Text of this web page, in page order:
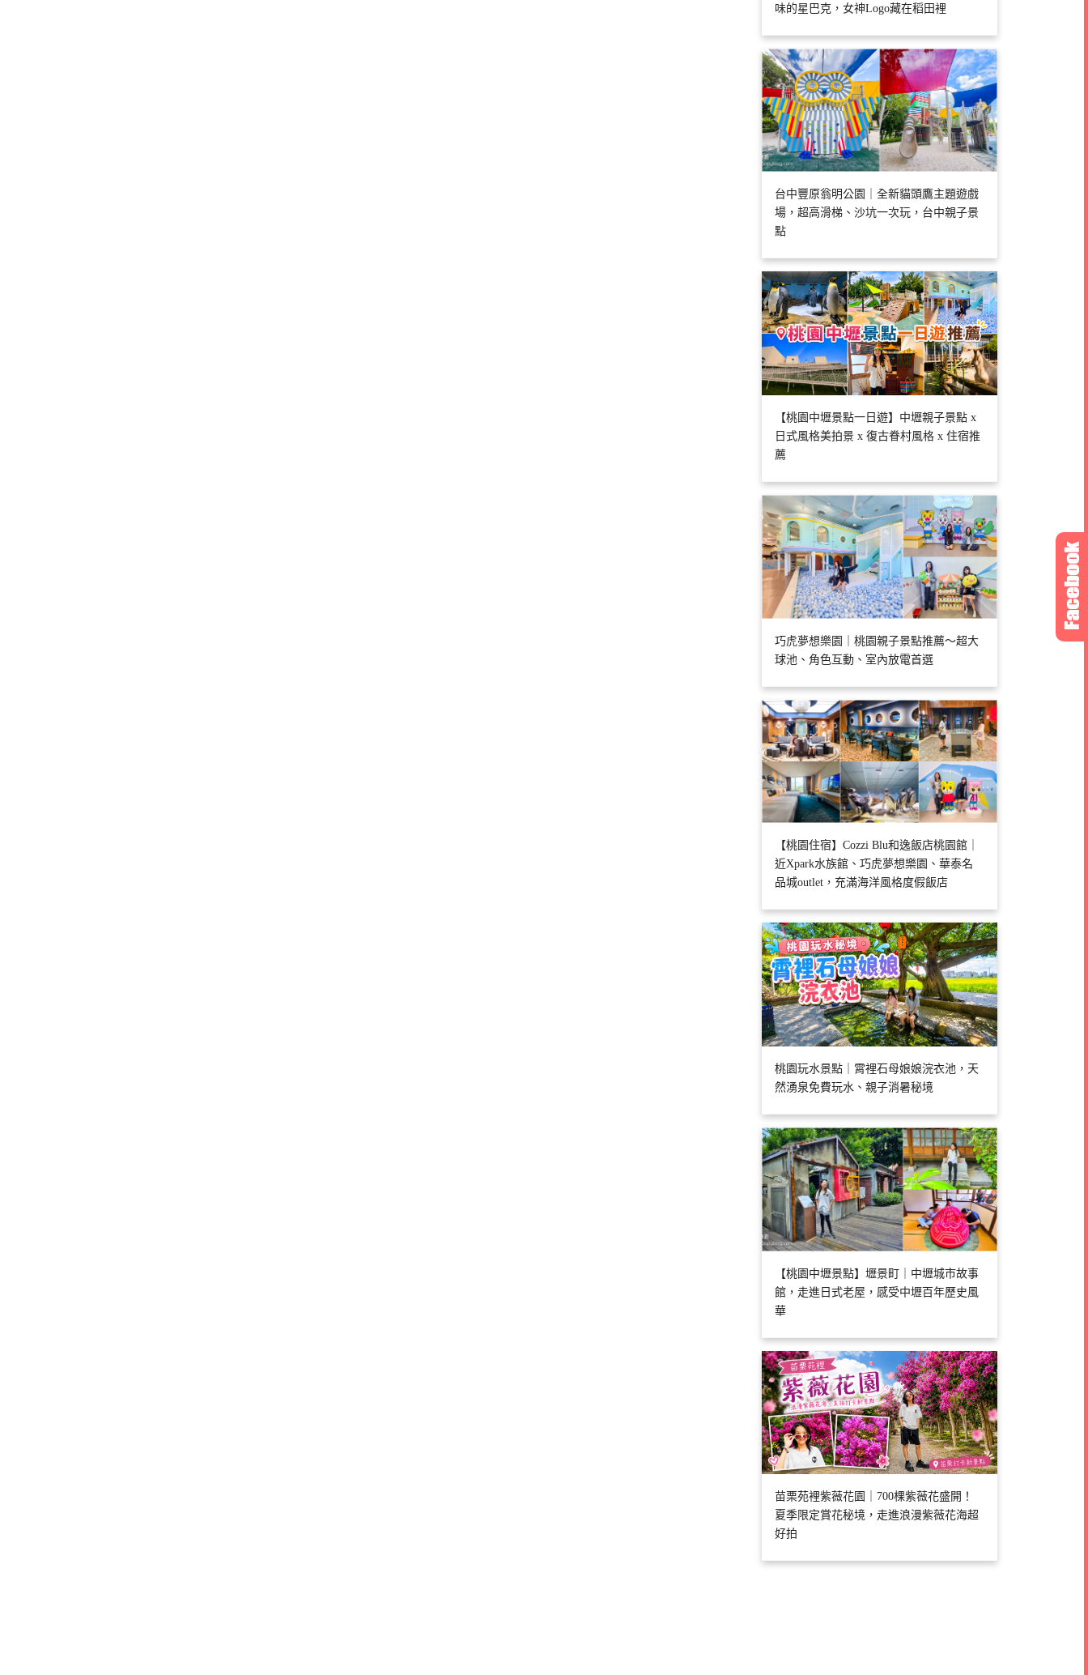
味的星巴克，女神Logo藏在稻田裡
台中豐原翁明公園｜全新貓頭鷹主題遊戲
場，超高滑梯、沙坑一次玩，台中親子景
點
【桃園中壢景點一日遊】中壢親子景點 x
日式風格美拍景 x 復古眷村風格 x 住宿推
薦
巧虎夢想樂園｜桃園親子景點推薦～超大
球池、角色互動、室內放電首選
【桃園住宿】Cozzi Blu和逸飯店桃園館｜
近Xpark水族館、巧虎夢想樂園、華泰名
品城outlet，充滿海洋風格度假飯店
桃園玩水景點｜霄裡石母娘娘浣衣池，天
然湧泉免費玩水、親子消暑秘境
【桃園中壢景點】壢景町｜中壢城市故事
館，走進日式老屋，感受中壢百年歷史風
華
苗栗苑裡紫薇花園｜700棵紫薇花盛開！
夏季限定賞花秘境，走進浪漫紫薇花海超
好拍